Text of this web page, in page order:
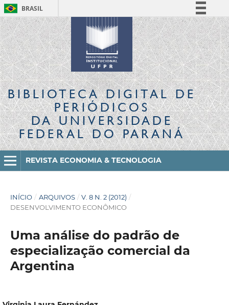
BRASIL
Simplifique!
Comunica BR
Participe
Acesso à informação
Legislação
Canais
BIBLIOTECA DIGITALDE
PERIÓDICOS
DA UNIVERSIDADE
FEDERAL DO PARANÁ
REVISTA ECONOMIA & TECNOLOGIA
INÍCIO / ARQUIVOS / V. 8 N. 2 (2012) /
DESENVOLVIMENTO ECONÔMICO
Uma análise do padrão de
especialização comercial da
Argentina